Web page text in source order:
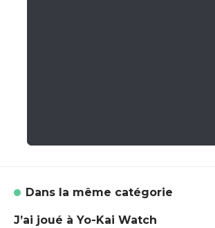
Dans la même catégorie
J’ai joué à Yo-Kai Watch